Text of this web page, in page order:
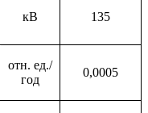
кВ 135
отн. ед./
год
0,0005